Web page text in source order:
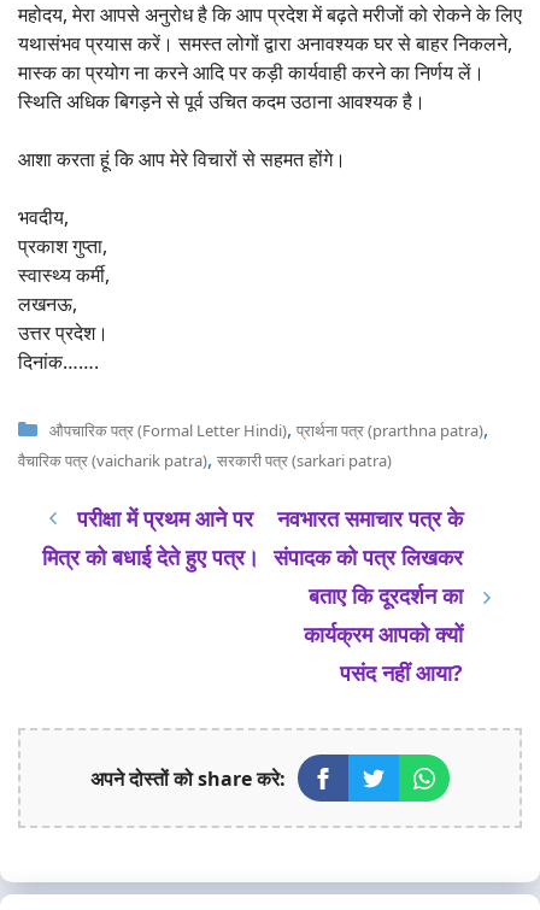
महोदय, मेरा आपसे अनुरोध है कि आप प्रदेश में बढ़ते मरीजों को रोकने के लिए
यथासंभव प्रयास करें। समस्त लोगों द्वारा अनावश्यक घर से बाहर निकलने,
मास्क का प्रयोग ना करने आदि पर कड़ी कार्यवाही करने का निर्णय लें।
स्थिति अधिक बिगड़ने से पूर्व उचित कदम उठाना आवश्यक है।
आशा करता हूं कि आप मेरे विचारों से सहमत होंगे।
भवदीय,
प्रकाश गुप्ता,
स्वास्थ्य कर्मी,
लखनऊ,
उत्तर प्रदेश।
दिनांक…….
Categories
औपचारिक पत्र (Formal Letter Hindi), प्रार्थना पत्र (prarthna patra),
वैचारिक पत्र (vaicharik patra), सरकारी पत्र (sarkari patra)
परीक्षा में प्रथम आने पर
मित्र को बधाई देते हुए पत्र।
नवभारत समाचार पत्र के
संपादक को पत्र लिखकर
बताए कि दूरदर्शन का
कार्यक्रम आपको क्यों
पसंद नहीं आया?
अपने दोस्तों को share करे: